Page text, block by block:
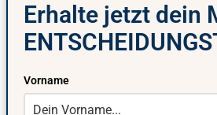
Erhalte jetzt dein
Vorname